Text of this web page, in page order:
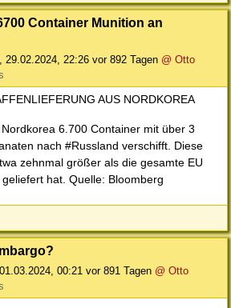
Container Munition an
29.02.2024, 22:26 vor 892 Tagen @ Otto
AUS NORDKOREA
6.700 Container mit über 3
nach #Russland verschifft. Diese
zehnmal größer als die gesamte EU
hat. Quelle: Bloomberg
00:21 vor 891 Tagen @ Otto